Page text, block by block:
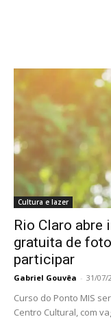
Cultura e lazer
Rio Claro
gratuita de
participar
Gabriel Gouvêa - 31/07/
Curso do Ponto MIS
Centro Cultural, com